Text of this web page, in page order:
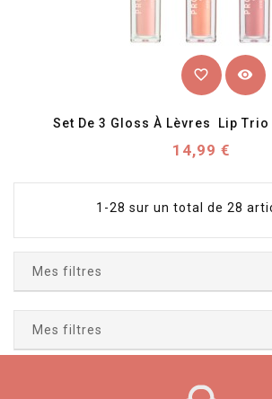
favorite_border visibility
Set De 3 Gloss À Lèvres  Lip
Prix
14,99 €
1-28 sur un total de 28
Mes filtres
Mes filtres